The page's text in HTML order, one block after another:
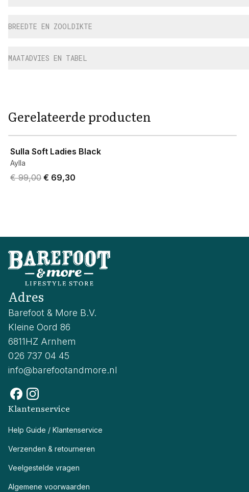
BREEDTE EN ZOOLDIKTE
MAATADVIES EN TABEL
Gerelateerde producten
Sulla Soft Ladies Black
Aylla
Original price was € 99,00.
€ 99,00 Current price is € 69,30.
€ 69,30
Adres
Barefoot & More B.V.
Kleine Oord 86
6811HZ Arnhem
026 737 04 45
info@barefootandmore.nl
Klantenservice
Help Guide / Klantenservice
Verzenden & retourneren
Veelgestelde vragen
Algemene voorwaarden